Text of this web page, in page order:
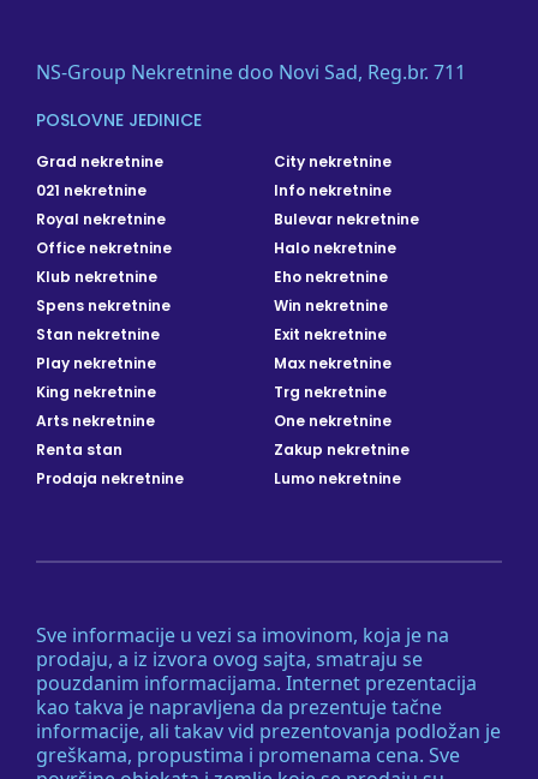
Sve informacije u vezi sa imovinom, koja je na
prodaju, a iz izvora ovog sajta, smatraju se
pouzdanim informacijama. Internet prezentacija
kao takva je napravljena da prezentuje tačne
informacije, ali takav vid prezentovanja podložan je
greškama, propustima i promenama cena. Sve
NS-Group Nekretnine doo Novi Sad, Reg.br. 711
POSLOVNE JEDINICE
Grad nekretnine
City nekretnine
021 nekretnine
Info nekretnine
Royal nekretnine
Bulevar nekretnine
Office nekretnine
Halo nekretnine
Klub nekretnine
Eho nekretnine
Spens nekretnine
Win nekretnine
Stan nekretnine
Exit nekretnine
Play nekretnine
Max nekretnine
King nekretnine
Trg nekretnine
Arts nekretnine
One nekretnine
Renta stan
Zakup nekretnine
Prodaja nekretnine
Lumo nekretnine